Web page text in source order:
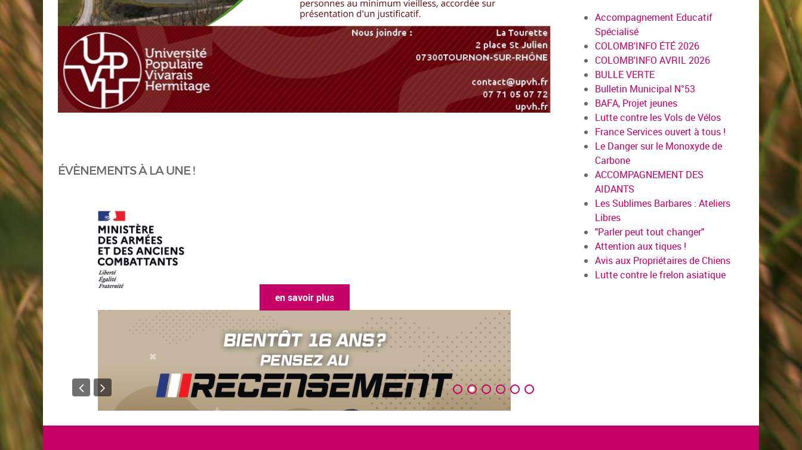
ÉVÈNEMENTS À LA UNE !
en savoir plus
Accompagnement Educatif
Spécialisé
COLOMB'INFO ÉTÉ 2026
COLOMB'INFO AVRIL 2026
BULLE VERTE
Bulletin Municipal N°53
BAFA, Projet jeunes
Lutte contre les Vols de Vélos
France Services ouvert à tous !
Le Danger sur le Monoxyde de
Carbone
ACCOMPAGNEMENT DES
AIDANTS
Les Sublimes Barbares : Ateliers
Libres
"Parler peut tout changer"
Attention aux tiques !
Avis aux Propriétaires de Chiens
Lutte contre le frelon asiatique